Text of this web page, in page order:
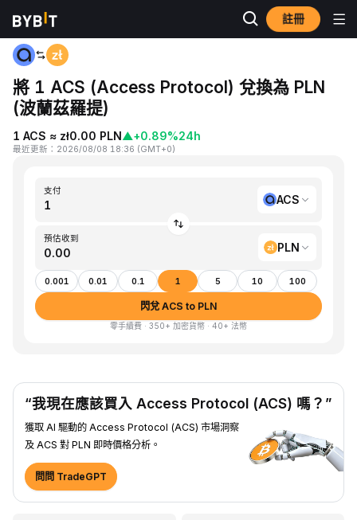
註冊
首頁 ACS to PLN
將 1 ACS (Access Protocol) 兌換為 PLN
(波蘭茲羅提)
1 ACS ≈ zł0.00 PLN▲+0.89%24h
最近更新 ： 2026/08/08 18:36 (GMT+0)
支付
ACS
預估收到
PLN
0.001 0.01 0.1 1 5 10 100
閃兌 ACS to PLN
零手續費 · 350+ 加密貨幣 · 40+ 法幣
“我現在應該買入 Access Protocol (ACS) 嗎？”
獲取 AI 驅動的 Access Protocol (ACS) 市場洞察
及 ACS 對 PLN 即時價格分析。
問問 TradeGPT